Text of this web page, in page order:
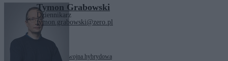
Tymon Grabowski
Dziennikarz
tymon.grabowski@zero.pl
motoryzacja wojna hybrydowa